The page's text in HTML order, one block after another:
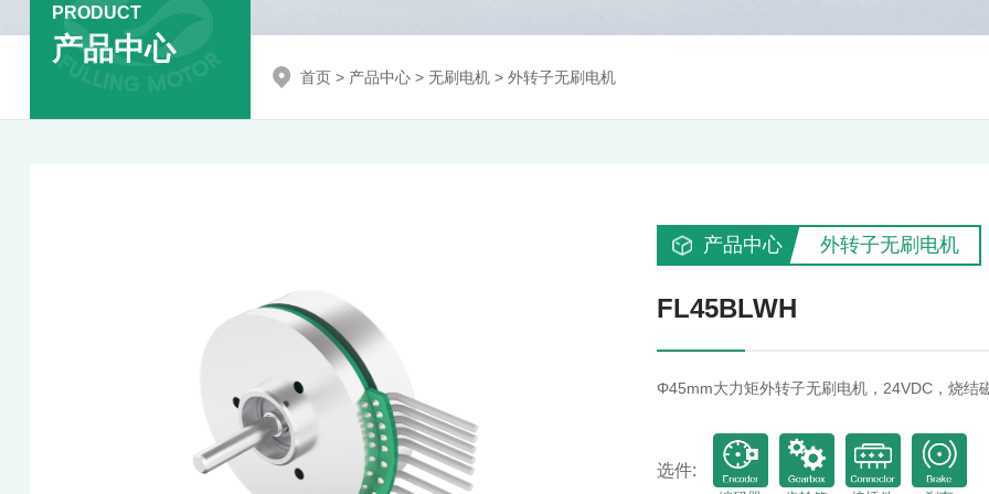
PRODUCT
产品中心
首页> 产品中心> 无刷电机> 外转子无刷电机
产品中心 外转子无刷电机
FL45BLWH
Φ45mm大力矩外转子无刷电机，24VDC，烧结
选件: